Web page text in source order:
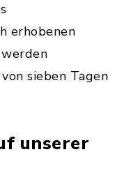
erhobenen
sieben Tagen
unserer